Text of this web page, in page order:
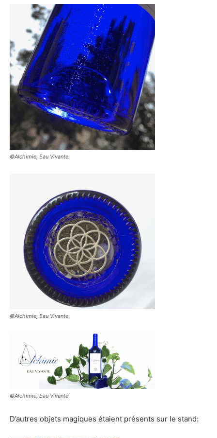
©Alchimie, Eau Vivante
©Alchimie, Eau Vivante
©Alchimie, Eau Vivante
D’autres objets magiques étaient présents sur le stand: